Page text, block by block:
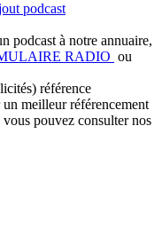
podcast
podcast à notre annuaire,
RADIO ou
référence
meilleur référencement
pouvez consulter nos